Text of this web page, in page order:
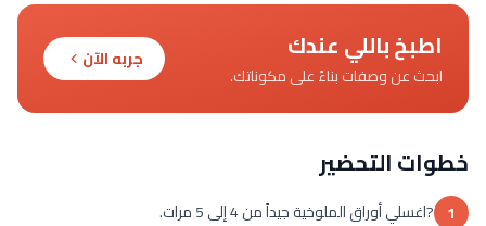
اطبخ باللي عندك
ابحث عن وصفات بناءً على مكوناتك.
جربه الآن
خطوات التحضير
1 ?اغسلي أوراق الملوخية جيداً من 4 إلى 5 مرات.